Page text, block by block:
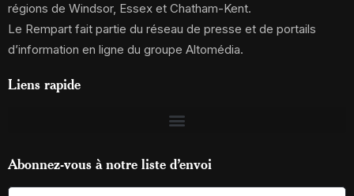
régions de Windsor, Essex et Chatham-Kent.
Le Rempart fait partie du réseau de presse et de portails
d’information en ligne du groupe Altomédia.
Liens rapide
Abonnez-vous à notre liste d’envoi